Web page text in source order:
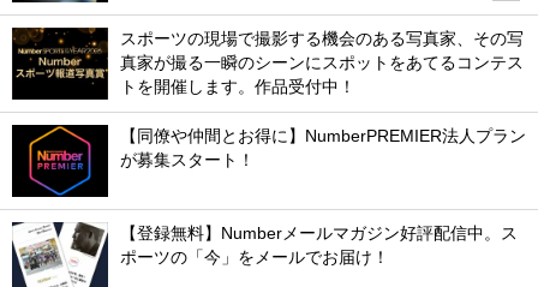
スポーツの現場で撮影する機会のある写真家、その写
真家が撮る一瞬のシーンにスポットをあてるコンテス
トを開催します。作品受付中！
【同僚や仲間とお得に】NumberPREMIER法人プラン
が募集スタート！
【登録無料】Numberメールマガジン好評配信中。ス
ポーツの「今」をメールでお届け！